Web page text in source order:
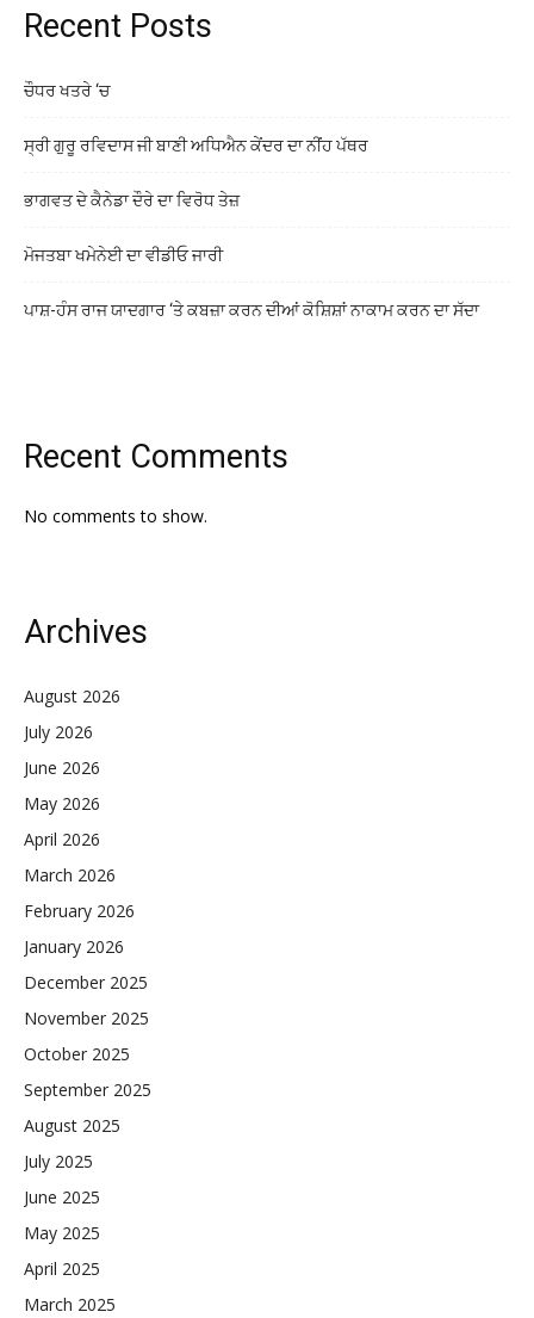
Recent Posts
ਚੌਧਰ ਖਤਰੇ ‘ਚ
ਸ੍ਰੀ ਗੁਰੂ ਰਵਿਦਾਸ ਜੀ ਬਾਣੀ ਅਧਿਐਨ ਕੇਂਦਰ ਦਾ ਨੀਂਹ ਪੱਥਰ
ਭਾਗਵਤ ਦੇ ਕੈਨੇਡਾ ਦੌਰੇ ਦਾ ਵਿਰੋਧ ਤੇਜ਼
ਮੋਜਤਬਾ ਖਮੇਨੇਈ ਦਾ ਵੀਡੀਓ ਜਾਰੀ
ਪਾਸ਼-ਹੰਸ ਰਾਜ ਯਾਦਗਾਰ ‘ਤੇ ਕਬਜ਼ਾ ਕਰਨ ਦੀਆਂ ਕੋਸ਼ਿਸ਼ਾਂ ਨਾਕਾਮ ਕਰਨ ਦਾ ਸੱਦਾ
Recent Comments
No comments to show.
Archives
August 2026
July 2026
June 2026
May 2026
April 2026
March 2026
February 2026
January 2026
December 2025
November 2025
October 2025
September 2025
August 2025
July 2025
June 2025
May 2025
April 2025
March 2025